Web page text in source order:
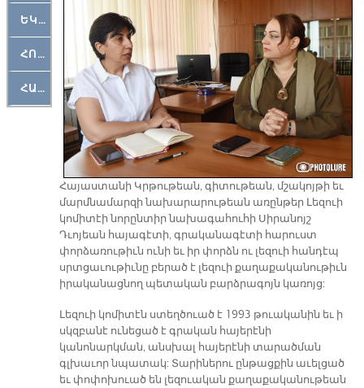
ԵԿԵՂԵՑԱԿԱՆ
ՀՈԳԵՄՏԱՒՈՐ
ՀԱՐԹԱԿ
Հայաստանի Կրթութեան, գիտութեան, մշակոյթի եւ
մարմնամարզի նախարարութեան առընթեր Լեզուի
կոմիտէի նորընտիր նախագահուհի Սիրանոյշ
Դւոյեան հայագէտի, գրականագէտի հարուստ
փորձառութիւն ունի եւ իր փորձն ու լեզուի հանդէպ
սրտցաւութիւնը բերած է լեզուի քաղաքականութիւն
իրականացնող պետական բարձրագոյն կառոյց:
Լեզուի կոմիտէն ստեղծուած է 1993 թուականին եւ ի
սկզբանէ ունեցած է գրական հայերէնի
կանոնարկման, անսխալ հայերէնի տարածման
գլխաւոր նպատակ: Տարիներու ընթացքին աւելցած
եւ փոփոխուած են լեզուական քաղաքականութեան